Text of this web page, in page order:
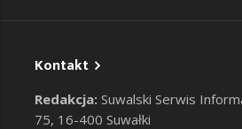
Kontakt
Redakcja: Suwalski Serwis
75, 16-400 Suwałki